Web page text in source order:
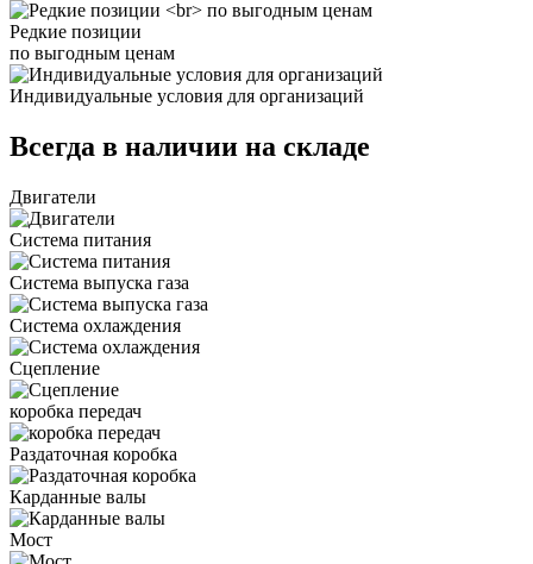
Редкие позиции
по выгодным ценам
Индивидуальные условия для организаций
Всегда в наличии на складе
Двигатели
Система питания
Система выпуска газа
Система охлаждения
Сцепление
коробка передач
Раздаточная коробка
Карданные валы
Мост